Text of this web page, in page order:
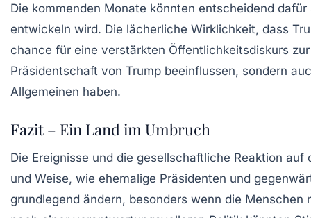
Die kommenden Monate könnten entscheidend
entwickeln wird. Die lächerliche Wirklichkeit, dass
chance für eine verstärkten Öffentlichkeitsdiskurs
Präsidentschaft von Trump beeinflussen, sondern
Allgemeinen haben.
Fazit – Ein Land im Umbruch
Die Ereignisse und die gesellschaftliche Reaktion
und Weise, wie ehemalige Präsidenten und
grundlegend ändern, besonders wenn die